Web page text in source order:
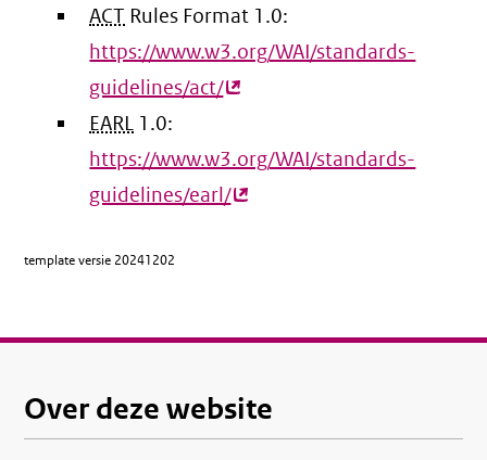
ACT Rules Format 1.0:
https://www.w3.org/WAI/standards-
guidelines/act/(externe
EARL 1.0:
https://www.w3.org/WAI/standards-
guidelines/earl/(externe
template versie 20241202
Over deze website